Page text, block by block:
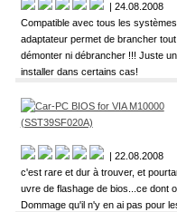
| 24.08.2008
Compatible avec tous les
adaptateur permet de brancher
démonter ni débrancher !!! Juste
installer dans certains cas!
| 22.08.2008
c'est rare et dur à trouver, et
uvre de flashage de bios...ce dont
Dommage qu'il n'y en ai pas pour